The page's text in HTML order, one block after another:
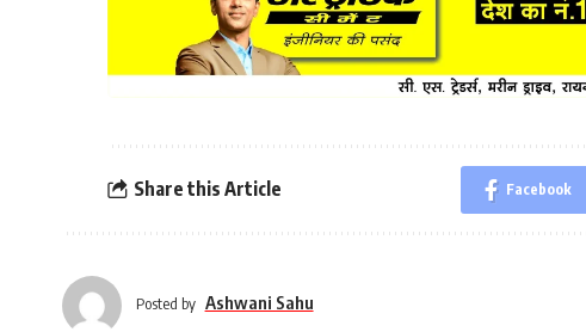
Share this Article Facebook
Posted by Ashwani Sahu